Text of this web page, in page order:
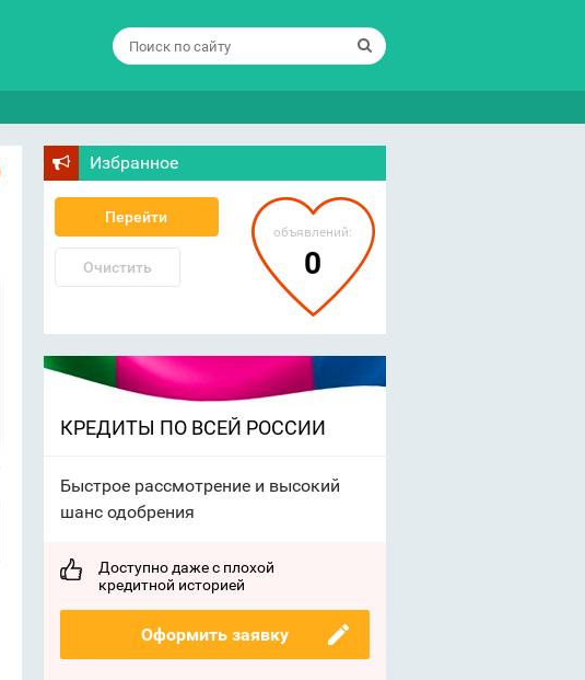
Избранное
Перейти
Очистить
объявлений:
0
КРЕДИТЫ ПО ВСЕЙ РОССИИ
Быстрое рассмотрение и высокий
шанс одобрения
Доступно даже с плохой
кредитной историей
Оформить заявку